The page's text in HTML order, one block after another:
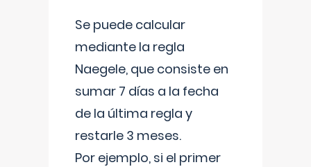
Se puede calcular
mediante la regla
Naegele, que consiste en
sumar 7 días a la fecha
de la última regla y
restarle 3 meses.
Por ejemplo, si el primer